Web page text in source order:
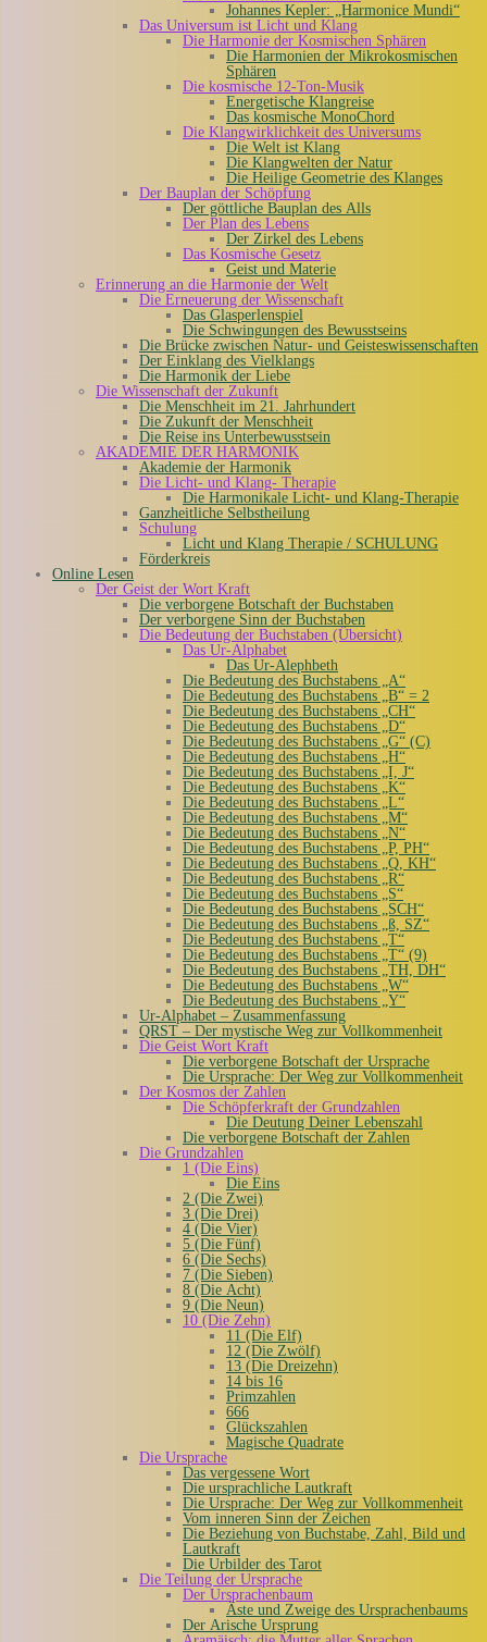
Johannes Kepler: „Harmonice Mundi“
Das Universum ist Licht und Klang
Die Harmonie der Kosmischen Sphären
Die Harmonien der Mikrokosmischen
Sphären
Die kosmische 12-Ton-Musik
Energetische Klangreise
Das kosmische MonoChord
Die Klangwirklichkeit des Universums
Die Welt ist Klang
Die Klangwelten der Natur
Die Heilige Geometrie des Klanges
Der Bauplan der Schöpfung
Der göttliche Bauplan des Alls
Der Plan des Lebens
Der Zirkel des Lebens
Das Kosmische Gesetz
Geist und Materie
Erinnerung an die Harmonie der Welt
Die Erneuerung der Wissenschaft
Das Glasperlenspiel
Die Schwingungen des Bewusstseins
Die Brücke zwischen Natur- und Geisteswissenschaften
Der Einklang des Vielklangs
Die Harmonik der Liebe
Die Wissenschaft der Zukunft
Die Menschheit im 21. Jahrhundert
Die Zukunft der Menschheit
Die Reise ins Unterbewusstsein
AKADEMIE DER HARMONIK
Akademie der Harmonik
Die Licht- und Klang- Therapie
Die Harmonikale Licht- und Klang-Therapie
Ganzheitliche Selbstheilung
Schulung
Licht und Klang Therapie / SCHULUNG
Förderkreis
Online Lesen
Der Geist der Wort Kraft
Die verborgene Botschaft der Buchstaben
Der verborgene Sinn der Buchstaben
Die Bedeutung der Buchstaben (Übersicht)
Das Ur-Alphabet
Das Ur-Alephbeth
Die Bedeutung des Buchstabens „A“
Die Bedeutung des Buchstabens „B“ = 2
Die Bedeutung des Buchstabens „CH“
Die Bedeutung des Buchstabens „D“
Die Bedeutung des Buchstabens „G“ (C)
Die Bedeutung des Buchstabens „H“
Die Bedeutung des Buchstabens „I, J“
Die Bedeutung des Buchstabens „K“
Die Bedeutung des Buchstabens „L“
Die Bedeutung des Buchstabens „M“
Die Bedeutung des Buchstabens „N“
Die Bedeutung des Buchstabens „P, PH“
Die Bedeutung des Buchstabens „Q, KH“
Die Bedeutung des Buchstabens „R“
Die Bedeutung des Buchstabens „S“
Die Bedeutung des Buchstabens „SCH“
Die Bedeutung des Buchstabens „ß, SZ“
Die Bedeutung des Buchstabens „T“
Die Bedeutung des Buchstabens „T“ (9)
Die Bedeutung des Buchstabens „TH, DH“
Die Bedeutung des Buchstabens „W“
Die Bedeutung des Buchstabens „Y“
Ur-Alphabet – Zusammenfassung
QRST – Der mystische Weg zur Vollkommenheit
Die Geist Wort Kraft
Die verborgene Botschaft der Ursprache
Die Ursprache: Der Weg zur Vollkommenheit
Der Kosmos der Zahlen
Die Schöpferkraft der Grundzahlen
Die Deutung Deiner Lebenszahl
Die verborgene Botschaft der Zahlen
Die Grundzahlen
1 (Die Eins)
Die Eins
2 (Die Zwei)
3 (Die Drei)
4 (Die Vier)
5 (Die Fünf)
6 (Die Sechs)
7 (Die Sieben)
8 (Die Acht)
9 (Die Neun)
10 (Die Zehn)
11 (Die Elf)
12 (Die Zwölf)
13 (Die Dreizehn)
14 bis 16
Primzahlen
666
Glückszahlen
Magische Quadrate
Die Ursprache
Das vergessene Wort
Die ursprachliche Lautkraft
Die Ursprache: Der Weg zur Vollkommenheit
Vom inneren Sinn der Zeichen
Die Beziehung von Buchstabe, Zahl, Bild und
Lautkraft
Die Urbilder des Tarot
Die Teilung der Ursprache
Der Ursprachenbaum
Äste und Zweige des Ursprachenbaums
Der Arische Ursprung